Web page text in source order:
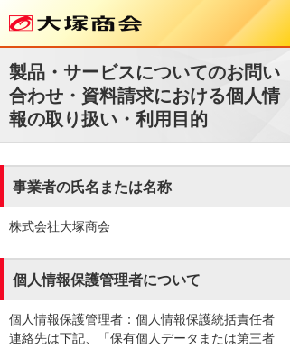
製品・サービスについてのお問い
合わせ・資料請求における個人情
報の取り扱い・利用目的
事業者の氏名または名称
株式会社大塚商会
個人情報保護管理者について
個人情報保護管理者：個人情報保護統括責任者
連絡先は下記、「保有個人データまたは第三者